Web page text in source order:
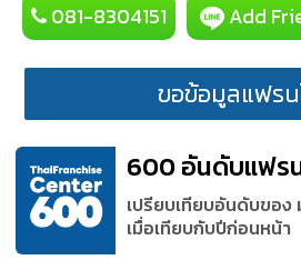
081-8304151 Add
ขอข้อมูลแฟร
600 อันดับแฟร
เปรียบเทียบอันดับของ
เมื่อเทียบกับปีก่อนหน้า